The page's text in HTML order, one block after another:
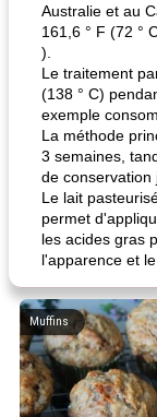
Australie et au
161,6 ° F (72 °
).
Le traitement
(138 ° C)
exemple
La méthode
3 semaines,
de conservation
Le lait
permet
les acides gras
l'apparence et le
Muffins